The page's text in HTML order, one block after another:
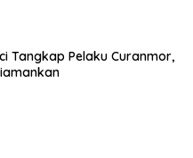
Tangkap Pelaku Curanmor,